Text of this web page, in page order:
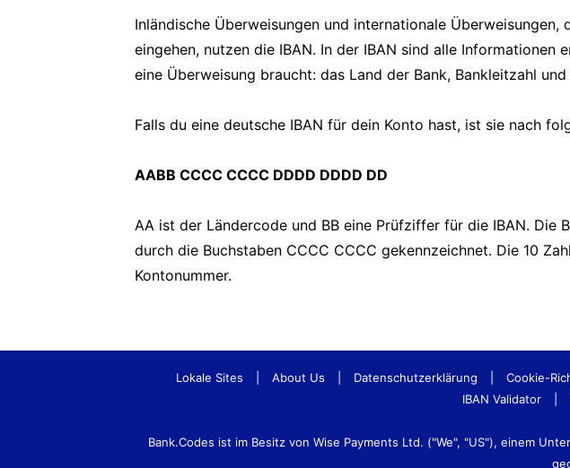
Inländische Überweisungen und internationale Überweisungen,
eingehen, nutzen die IBAN. In der IBAN sind alle Informationen
eine Überweisung braucht: das Land der Bank, Bankleitzahl
Falls du eine deutsche IBAN für dein Konto hast, ist sie nach
AABB CCCC CCCC DDDD DDDD DD
AA ist der Ländercode und BB eine Prüfziffer für die IBAN. Die
durch die Buchstaben CCCC CCCC gekennzeichnet. Die 10
Kontonummer.
Lokale Sites About Us Datenschutzerklärung Cookie-
IBAN Validator
Bank.Codes ist im Besitz von Wise Payments Ltd. ("We", "US"), einem